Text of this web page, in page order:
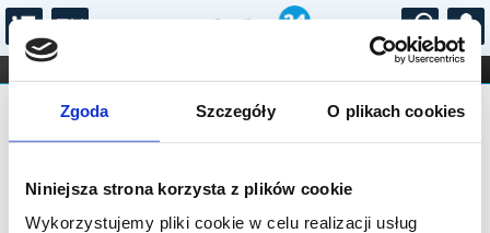
Zgoda Szczegóły O plikach cookies
Niniejsza strona korzysta z plików cookie
Wykorzystujemy pliki cookie w celu realizacji usług
...
FILHARMONIA OPERA I BALET
STAND-UP
DLA DZIECI
Bilety na: DZIADEK DO ORZECHÓW.
OPOWIEŚĆ WIGILIJNA